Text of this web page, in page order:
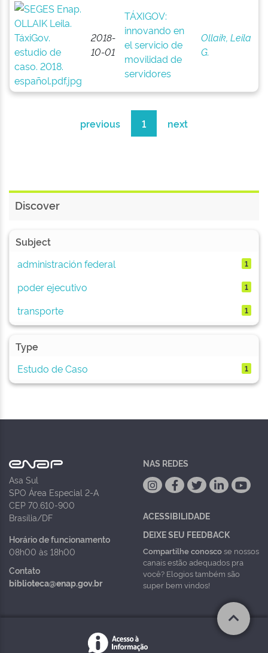
2018-
10-01
TÁXIGOV:
innovando en
el servicio de
movilidad de
servidores
Ollaik, Leila
G.
previous 1 next
Discover
Subject
administración federal
1
poder ejecutivo 1
transporte 1
Type
Estudo de Caso
1
Asa Sul
SPO Área Especial 2-A
CEP 70.610-900
Brasília/DF
Horário de funcionamento
08h00 às 18h00
Contato
biblioteca@enap.gov.br
NAS REDES
ACESSIBILIDADE
DEIXE SEU FEEDBACK
Compartilhe conoscose nossos
canais estão adequados pra
você? Elogios também são
super bem vindos!